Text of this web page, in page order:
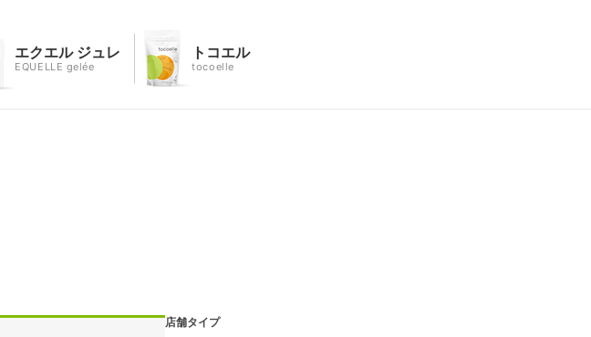
エクエル ジュレ
EQUELLE gelée
トコエル
tocoelle
店舗タイプ